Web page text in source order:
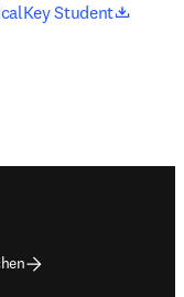
Student